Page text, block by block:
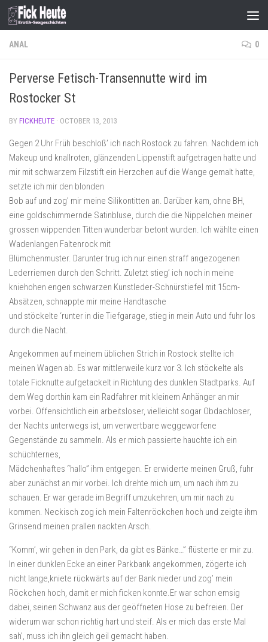
Skip to content
ANAL 0
Perverse Fetisch-Transennutte wird im
Rostocker St
BY FICKHEUTE · OCTOBER 13, 2013
Gegen 2 Uhr Früh beschloß’ ich nach Rostock zu fahren. Nachdem ich
Makeup und knallroten, glänzenden Lippenstift aufgetragen hatte und
mir mit schwarzem Filzstift ein Herzchen auf die Wange gemalt hatte,
setzte ich mir den blonden
Bob auf und zog’ mir meine Silikontitten an. Darüber kam, ohne BH,
eine goldschimmernde Satinbluse, durch die die Nippelchen meiner
grossen wippenden Titten wunderbar betont wurden. Ich wählte einen
Wadenlangen Faltenrock mit
Blümchenmuster. Darunter trug ich nur einen straff angezogenen
Lederriemen durch den Schritt. Zuletzt stieg’ ich noch in meine
kniehohen engen schwarzen Kunstleder-Schnürstiefel mit 15cm-
Absätzen, schnappte mir meine Handtasche
und stöckelte ‘runter in die Tiefgarage, stieg in mein Auto und fuhr los
durch die Nacht.
Angekommen auf meinem üblichen Strich in Rostock stellte ich
meinen Wagen ab. Es war mittlerweile kurz vor 3. Ich stöckelte als
totale Ficknutte aufgetackelt in Richtung des dunklen Stadtparks. Auf
dem Weg dorthin kam ein Radfahrer mit kleinem Anhänger an mir
vorbei. Offensichtlich ein arbeitsloser, vielleicht sogar Obdachloser,
der Nachts unterwegs ist, um verwertbare weggeworfene
Gegenstände zu sammeln. Als er mich passierte hauchte ich ein
schüchternes,
Mädchenhaftes “hallo” ihm entgegen. Er erwiderte meinen Gruß, fuhr
aber zunächst an mir vorbei. Ich drehte mich um, um nach ihm zu
schauen. Er war gerade im Begriff umzukehren, um mir nach zu
kommen. Neckisch zog ich mein Faltenröckchen hoch und zeigte ihm
Grinsend meinen prallen nackten Arsch.
“Komm’, wir gehen in den Park, da gibt es Bänke…” flüsterte er mir zu.
In einer dunklen Ecke an einer Parkbank angekommen, zögerte ich
nicht lange,kniete rückwärts auf der Bank nieder und zog’ mein
Röckchen hoch, damit er mich ficken konnte.Er war schon emsig
dabei, seinen Schwanz aus der geöffneten Hose zu befreien. Der
widerum war schon richtig hart und steif. Als er mich das erste Mal
sah’, muss ich ihn gleich geil gemacht haben.